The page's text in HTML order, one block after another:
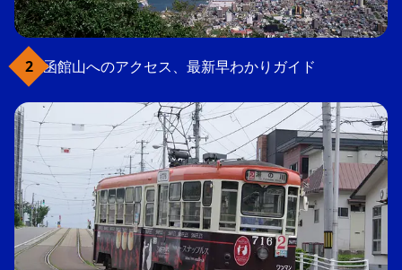
函館山へのアクセス、最新早わかりガイド